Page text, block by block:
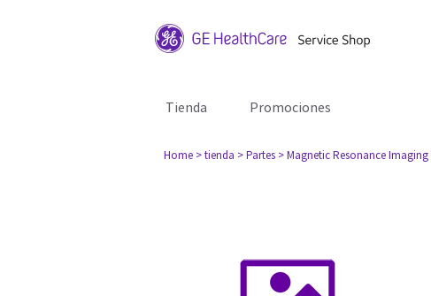
Tienda Promociones
Home > tienda > Partes > Magnetic Resonance Imaging